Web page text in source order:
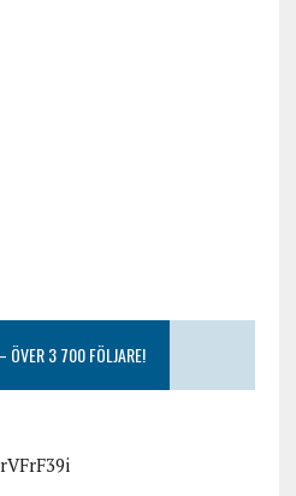
ÖVER 3 700 FÖLJARE!